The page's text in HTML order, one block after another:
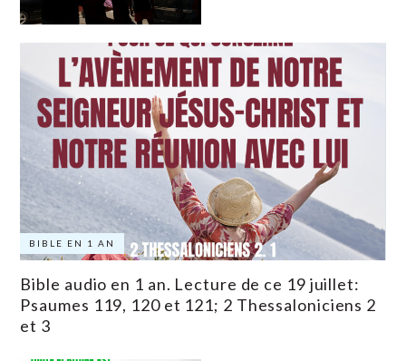
BIBLE EN 1 AN
Bible audio en 1 an. Lecture de ce 19 juillet:
Psaumes 119, 120 et 121; 2 Thessaloniciens 2
et 3